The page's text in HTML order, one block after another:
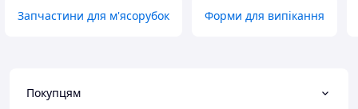
Запчастини для м'ясорубок Форми для випікання
Покупцям